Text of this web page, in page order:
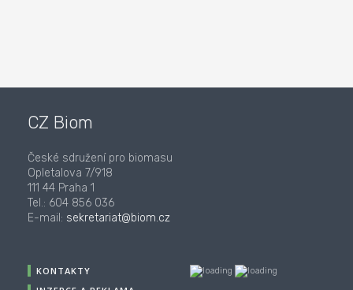
CZ Biom
České sdružení pro biomasu
Opletalova 7/918
111 44 Praha 1
Tel.: 604 856 036
E-mail: sekretariat@biom.cz
KONTAKTY